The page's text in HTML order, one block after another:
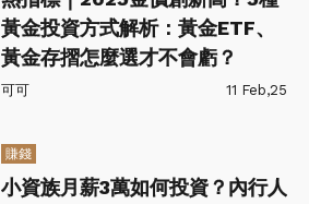
黃金投資方式解析：黃金ETF、
黃金存摺怎麼選才不會虧？
可可 11 Feb,25
賺錢
小資族月薪3萬如何投資？內行人